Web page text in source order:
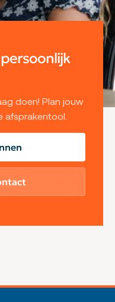
doen! Plan jouw
afsprakentool.